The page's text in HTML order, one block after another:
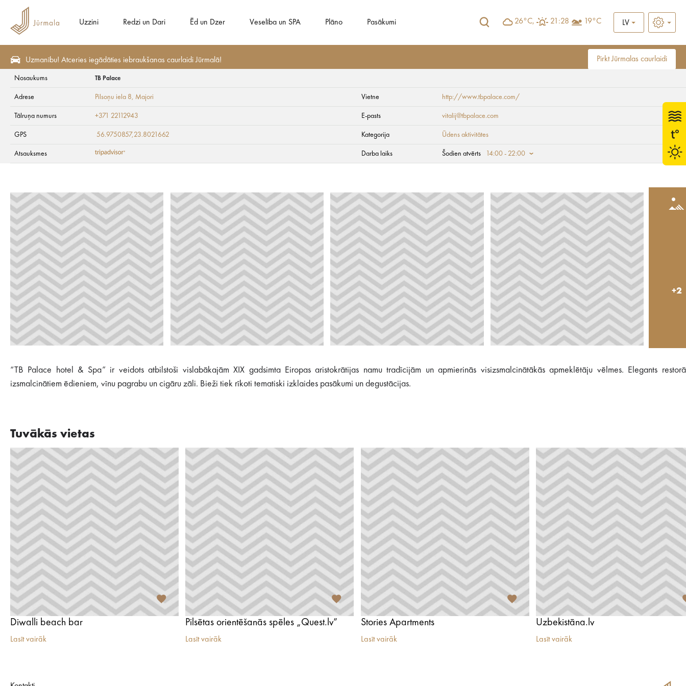
Uzzini Redzi un Dari Ēd un Dzer Veselība un SPA Plāno Pasākumi 26°C, 21:28 19°C LV
Uzmanību! Atceries iegādāties iebraukšanas caurlaidi Jūrmalā! Pirkt Jūrmalas caurlaidi
TB Palace
Nosaukums TB Palace
Adrese Pilsoņu iela 8, Majori Vietne http://www.tbpalace.com/
Tālruņa numurs +371 22112943 E-pasts vitalij@tbpalace.com
GPS 56.9750857,23.8021662 Kategorija Ūdens aktivitātes
Atsauksmes Darba laiks Šodien atvērts 14:00 - 22:00
+2
“TB Palace hotel & Spa” ir veidots atbilstoši vislabākajām XIX gadsimta Eiropas aristokrātijas namu tradīcijām un apmierinās visizsmalcinātākās apmeklētāju vēlmes. Elegants
izsmalcinātiem ēdieniem, vīnu pagrabu un cigāru zāli. Bieži tiek rīkoti tematiski izklaides pasākumi un degustācijas.
Tuvākās vietas
Diwalli beach bar
Lasīt vairāk
Pilsētas orientēšanās spēles „Quest.lv”
Lasīt vairāk
Stories Apartments
Lasīt vairāk
Uzbekistāna.lv
Lasīt vairāk